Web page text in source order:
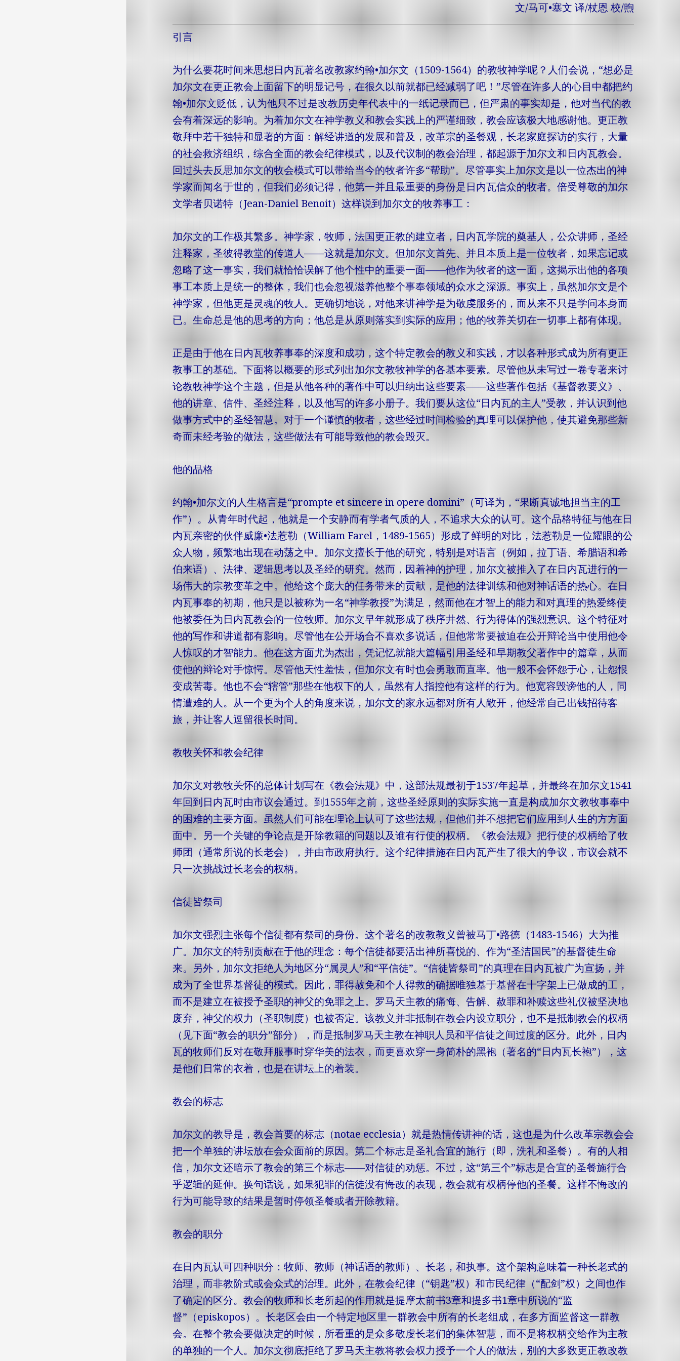
文/马可•塞文 译/杖恩 校/煦
引言
为什么要花时间来思想日内瓦著名改教家约翰•加尔文（1509-1564）的教牧神学呢？人们会说，“想必是
加尔文在更正教会上面留下的明显记号，在很久以前就都已经减弱了吧！”尽管在许多人的心目中都把约
翰•加尔文贬低，认为他只不过是改教历史年代表中的一纸记录而已，但严肃的事实却是，他对当代的教
会有着深远的影响。为着加尔文在神学教义和教会实践上的严谨细致，教会应该极大地感谢他。更正教
敬拜中若干独特和显著的方面：解经讲道的发展和普及，改革宗的圣餐观，长老家庭探访的实行，大量
的社会救济组织，综合全面的教会纪律模式，以及代议制的教会治理，都起源于加尔文和日内瓦教会。
回过头去反思加尔文的牧会模式可以带给当今的牧者许多“帮助”。尽管事实上加尔文是以一位杰出的神
学家而闻名于世的，但我们必须记得，他第一并且最重要的身份是日内瓦信众的牧者。倍受尊敬的加尔
文学者贝诺特（Jean-Daniel Benoit）这样说到加尔文的牧养事工：
加尔文的工作极其繁多。神学家，牧师，法国更正教的建立者，日内瓦学院的奠基人，公众讲师，圣经
注释家，圣彼得教堂的传道人——这就是加尔文。但加尔文首先、并且本质上是一位牧者，如果忘记或
忽略了这一事实，我们就恰恰误解了他个性中的重要一面——他作为牧者的这一面，这揭示出他的各项
事工本质上是统一的整体，我们也会忽视滋养他整个事奉领域的众水之深源。事实上，虽然加尔文是个
神学家，但他更是灵魂的牧人。更确切地说，对他来讲神学是为敬虔服务的，而从来不只是学问本身而
已。生命总是他的思考的方向；他总是从原则落实到实际的应用；他的牧养关切在一切事上都有体现。
正是由于他在日内瓦牧养事奉的深度和成功，这个特定教会的教义和实践，才以各种形式成为所有更正
教事工的基础。下面将以概要的形式列出加尔文教牧神学的各基本要素。尽管他从未写过一卷专著来讨
论教牧神学这个主题，但是从他各种的著作中可以归纳出这些要素——这些著作包括《基督教要义》、
他的讲章、信件、圣经注释，以及他写的许多小册子。我们要从这位“日内瓦的主人”受教，并认识到他
做事方式中的圣经智慧。对于一个谨慎的牧者，这些经过时间检验的真理可以保护他，使其避免那些新
奇而未经考验的做法，这些做法有可能导致他的教会毁灭。
他的品格
约翰•加尔文的人生格言是“prompte et sincere in opere domini”（可译为，“果断真诚地担当主的工
作”）。从青年时代起，他就是一个安静而有学者气质的人，不追求大众的认可。这个品格特征与他在日
内瓦亲密的伙伴威廉•法惹勒（William Farel，1489-1565）形成了鲜明的对比，法惹勒是一位耀眼的公
众人物，频繁地出现在动荡之中。加尔文擅长于他的研究，特别是对语言（例如，拉丁语、希腊语和希
伯来语）、法律、逻辑思考以及圣经的研究。然而，因着神的护理，加尔文被推入了在日内瓦进行的一
场伟大的宗教变革之中。他给这个庞大的任务带来的贡献，是他的法律训练和他对神话语的热心。在日
内瓦事奉的初期，他只是以被称为一名“神学教授”为满足，然而他在才智上的能力和对真理的热爱终使
他被委任为日内瓦教会的一位牧师。加尔文早年就形成了秩序井然、行为得体的强烈意识。这个特征对
他的写作和讲道都有影响。尽管他在公开场合不喜欢多说话，但他常常要被迫在公开辩论当中使用他令
人惊叹的才智能力。他在这方面尤为杰出，凭记忆就能大篇幅引用圣经和早期教父著作中的篇章，从而
使他的辩论对手惊愕。尽管他天性羞怯，但加尔文有时也会勇敢而直率。他一般不会怀怨于心，让怨恨
变成苦毒。他也不会“辖管”那些在他权下的人，虽然有人指控他有这样的行为。他宽容毁谤他的人，同
情遭难的人。从一个更为个人的角度来说，加尔文的家永远都对所有人敞开，他经常自己出钱招待客
旅，并让客人逗留很长时间。
教牧关怀和教会纪律
加尔文对教牧关怀的总体计划写在《教会法规》中，这部法规最初于1537年起草，并最终在加尔文1541
年回到日内瓦时由市议会通过。到1555年之前，这些圣经原则的实际实施一直是构成加尔文教牧事奉中
的困难的主要方面。虽然人们可能在理论上认可了这些法规，但他们并不想把它们应用到人生的方方面
面中。另一个关键的争论点是开除教籍的问题以及谁有行使的权柄。《教会法规》把行使的权柄给了牧
师团（通常所说的长老会），并由市政府执行。这个纪律措施在日内瓦产生了很大的争议，市议会就不
只一次挑战过长老会的权柄。
信徒皆祭司
加尔文强烈主张每个信徒都有祭司的身份。这个著名的改教教义曾被马丁•路德（1483-1546）大为推
广。加尔文的特别贡献在于他的理念：每个信徒都要活出神所喜悦的、作为“圣洁国民”的基督徒生命
来。另外，加尔文拒绝人为地区分“属灵人”和“平信徒”。“信徒皆祭司”的真理在日内瓦被广为宣扬，并
成为了全世界基督徒的模式。因此，罪得赦免和个人得救的确据唯独基于基督在十字架上已做成的工，
而不是建立在被授予圣职的神父的免罪之上。罗马天主教的痛悔、告解、赦罪和补赎这些礼仪被坚决地
废弃，神父的权力（圣职制度）也被否定。该教义并非抵制在教会内设立职分，也不是抵制教会的权柄
（见下面“教会的职分”部分），而是抵制罗马天主教在神职人员和平信徒之间过度的区分。此外，日内
瓦的牧师们反对在敬拜服事时穿华美的法衣，而更喜欢穿一身简朴的黑袍（著名的“日内瓦长袍”），这
是他们日常的衣着，也是在讲坛上的着装。
教会的标志
加尔文的教导是，教会首要的标志（notae ecclesia）就是热情传讲神的话，这也是为什么改革宗教会会
把一个单独的讲坛放在会众面前的原因。第二个标志是圣礼合宜的施行（即，洗礼和圣餐）。有的人相
信，加尔文还暗示了教会的第三个标志——对信徒的劝惩。不过，这“第三个”标志是合宜的圣餐施行合
乎逻辑的延伸。换句话说，如果犯罪的信徒没有悔改的表现，教会就有权柄停他的圣餐。这样不悔改的
行为可能导致的结果是暂时停领圣餐或者开除教籍。
教会的职分
在日内瓦认可四种职分：牧师、教师（神话语的教师）、长老，和执事。这个架构意味着一种长老式的
治理，而非教阶式或会众式的治理。此外，在教会纪律（“钥匙”权）和市民纪律（“配剑”权）之间也作
了确定的区分。教会的牧师和长老所起的作用就是提摩太前书3章和提多书1章中所说的“监
督”（episkopos）。长老区会由一个特定地区里一群教会中所有的长老组成，在多方面监督这一群教
会。在整个教会要做决定的时候，所看重的是众多敬虔长老们的集体智慧，而不是将权柄交给作为主教
的单独的一个人。加尔文彻底拒绝了罗马天主教将教会权力授予一个人的做法，别的大多数更正教改教